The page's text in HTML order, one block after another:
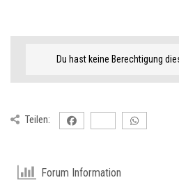
Du hast keine Berechtigung
Teilen:
Forum Information